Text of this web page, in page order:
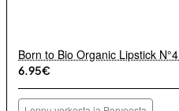
Born to Bio Organic Lipstick
6.95€